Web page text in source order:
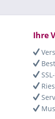
Ihre